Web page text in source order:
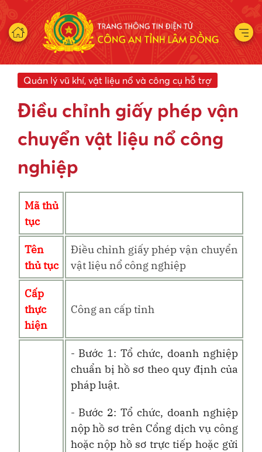
Quản lý vũ khí, vật liệu nổ và công cụ hỗ trợ
Điều chỉnh giấy phép vận
chuyển vật liệu nổ công
nghiệp
Mã thủ
tục
Tên
thủ tục
Điều chỉnh giấy phép vận chuyển
vật liệu nổ công nghiệp
Cấp
thực
hiện
Công an cấp tỉnh
- Bước 1: Tổ chức, doanh nghiệp
chuẩn bị hồ sơ theo quy định của
pháp luật.
- Bước 2: Tổ chức, doanh nghiệp
nộp hồ sơ trên Cổng dịch vụ công
hoặc nộp hồ sơ trực tiếp hoặc gửi